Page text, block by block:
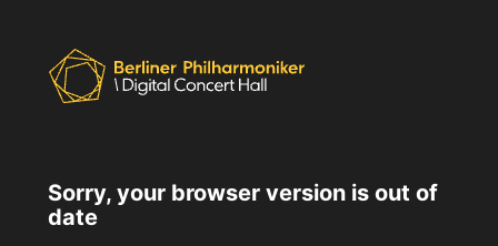
Sorry, your browser version is out of
date